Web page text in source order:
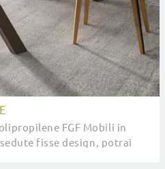
FGF Mobili in
fisse design, potrai